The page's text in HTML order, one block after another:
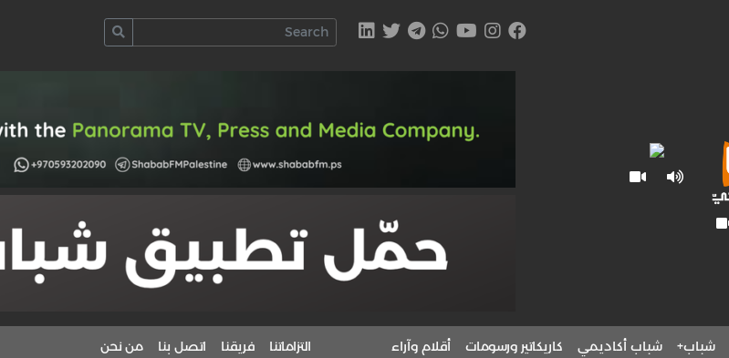
شباب+ شباب أكاديمي كاريكاتير ورسومات أقلام وآراء التزاماتنا فريقنا اتصل بنا من نحن